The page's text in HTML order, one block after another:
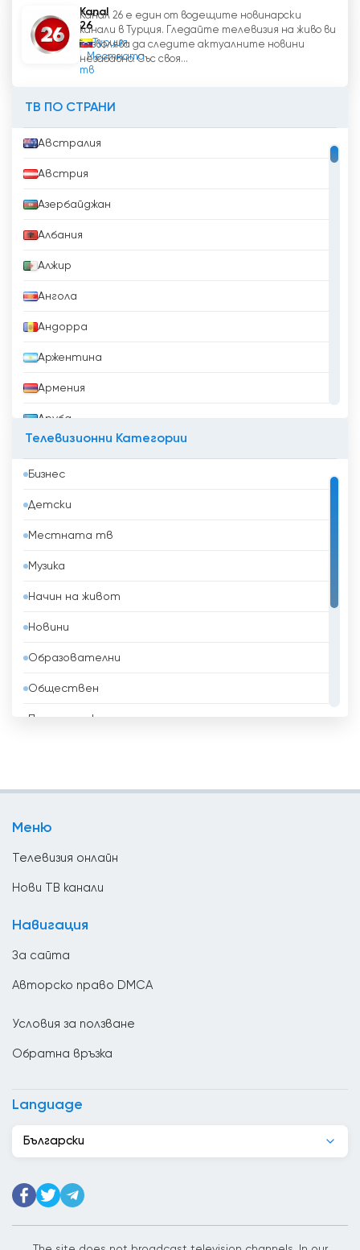
Kanal
26
Турция
Местната
тв
Канал 26 е един от водещите новинарски
канали в Турция. Гледайте телевизия на живо ви
позволява да следите актуалните новини
незабавно. Със своя...
ТВ ПО СТРАНИ
Австралия
Австрия
Азербайджан
Албания
Алжир
Ангола
Андорра
Аржентина
Армения
Аруба
Бангладеш
Барбадос
Бахрейн
Беларус
Белгия
Белиз
Бенин
Боливия
Гватемала
Германия
Джибути
Египет
Телевизионни Категории
Бизнес
Детски
Местната тв
Музика
Начин на живот
Новини
Образователни
Обществен
Политически
Меню
Телевизия онлайн
Нови ТВ канали
Навигация
За сайта
Авторско право DMCA
Условия за ползване
Обратна връзка
Language
Български